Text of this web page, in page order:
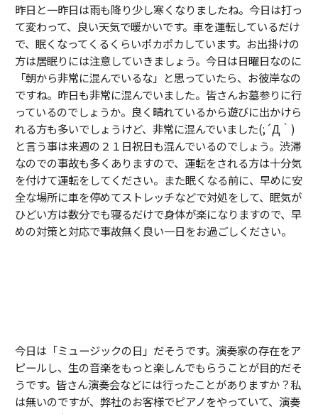
昨日と一昨日は雨も降り少し寒くなりましたね。今日は打っ
て変わって、良い天気で暖かいです。車を運転しているだけ
で、眠くなってくるくらいポカポカしています。お出掛けの
方は居眠りには注意していきましょう。今日は日曜日なのに
「朝から非常に混んでいるな」と思っていたら、お彼岸なの
ですね。昨日も非常に混んでいました。皆さんお墓参りに行
っているのでしょうか。良く晴れているから遊びに出かけら
れる方も多いでしょうけど、非常に混んでいました(;´Д｀)
と言う事は来週の２１日祝日も混んでいるのでしょう。渋滞
なのでの事故も多くありますので、運転をされる方は十分気
を付けて運転をしてください。また眠くなる前に、早めに安
全な場所に車を停めてストレッチなどで対処をして、眠気が
ひどい方は数分でも寝るだけで身体が楽になりますので、早
めの対策と対応で事故無く良い一日をお過ごしください。
今日は「ミュージックの日」だそうです。演奏家の存在をア
ピールし、生の音楽をもっと楽しんでもらうことが目的だそ
うです。皆さん演奏会などには行ったことがありますか？私
は無いのですが、弊社のお客様でピアノをやっていて、演奏